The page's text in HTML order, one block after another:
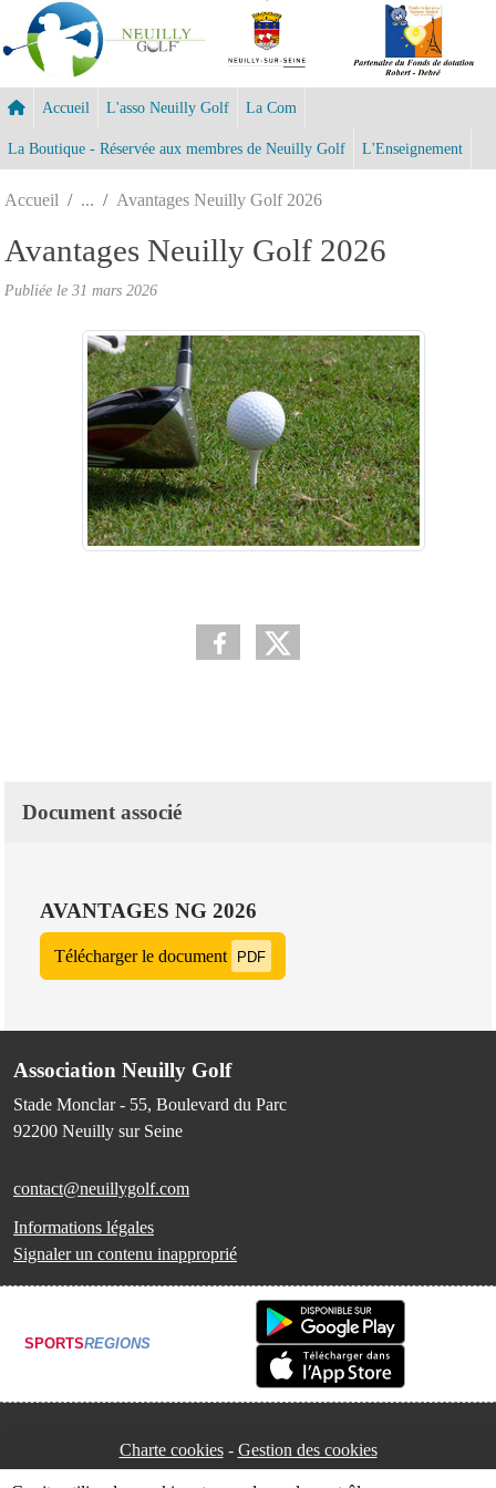
Accueil L'asso Neuilly Golf La Com
La Boutique - Réservée aux membres de Neuilly Golf L'Enseignement
Accueil Avantages Neuilly Golf 2026
Avantages Neuilly Golf 2026
Publiée le 31 mars 2026
Document associé
AVANTAGES NG 2026
Télécharger le document PDF
Association Neuilly Golf
Stade Monclar - 55, Boulevard du Parc
92200 Neuilly sur Seine
contact@neuillygolf.com
Informations légales
Signaler un contenu inapproprié
SPORTSREGIONS
Charte cookies Gestion des cookies
Panneau de gestion des cookies